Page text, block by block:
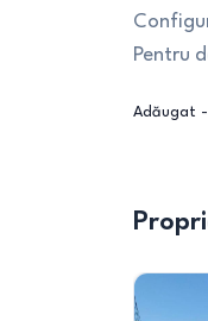
Pentru
Adăugat -